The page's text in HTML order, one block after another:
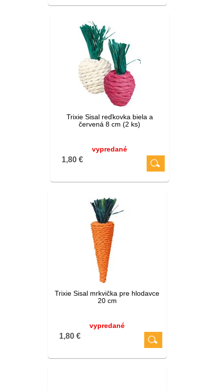
Trixie Sisal reďkovka biela a
červená 8 cm (2 ks)
vypredané
1,80 €
Trixie Sisal mrkvička pre hlodavce
20 cm
vypredané
1,80 €